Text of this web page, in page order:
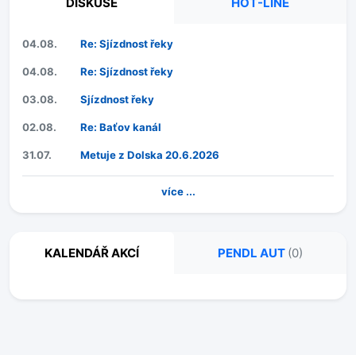
04.08. Re: Sjízdnost řeky
04.08. Re: Sjízdnost řeky
03.08. Sjízdnost řeky
02.08. Re: Baťov kanál
31.07. Metuje z Dolska 20.6.2026
více ...
KALENDÁŘ AKCÍ PENDL AUT (0)